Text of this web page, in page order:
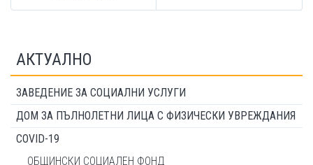
АКТУАЛНО
ЗАВЕДЕНИЕ ЗА СОЦИАЛНИ УСЛУГИ
ДОМ ЗА ПЪЛНОЛЕТНИ ЛИЦА С ФИЗИЧЕСКИ УВРЕЖДАНИЯ
COVID-19
ОБЩИНСКИ СОЦИАЛЕН ФОНД